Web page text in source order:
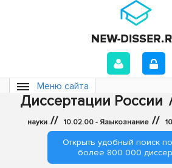
Меню сайта
Диссертации России
науки // 10.02.00 - Языкознание //
Открыть удобный поиск
более 800 000